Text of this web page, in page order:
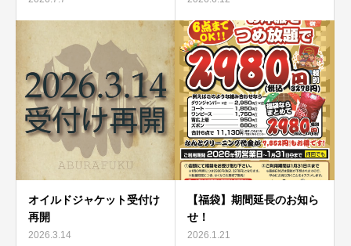
オイルドジャケット受付け
再開
2026.3.14
【福袋】期間延長のお知ら
せ！
2026.1.21